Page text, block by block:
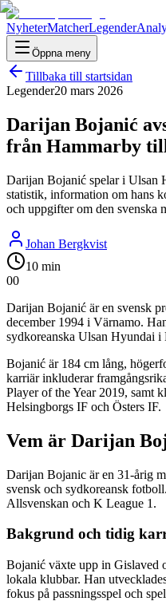
NyheterMatcherLegender
Öppna meny
Tillbaka till startsidan
Legender20 mars 2026
Darijan Bojanić
från Hammarby
Darijan Bojanić spelar i Ulsan
statistik, information om hans
och uppgifter om den svenska
Johan Bergkvist
10 min
00
Darijan Bojanić är en svensk
december 1994 i Värnamo.
sydkoreanska Ulsan Hyundai i
Bojanić är 184 cm lång,
karriär inkluderar
Player of the Year 2019, samt
Helsingborgs IF och Östers IF.
Vem är Darijan
Darijan Bojanic är en 31-årig
svensk och sydkoreansk
Allsvenskan och K League 1.
Bakgrund och tidig
Bojanić växte upp in Gislaved
lokala klubbar. Han
fokus på passningsspel och